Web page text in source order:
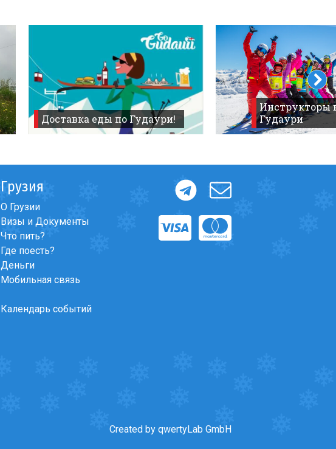
Доставка еды по Гудаури!
Инструкторы
Гудаури
Грузия
О Грузии
Визы и Документы
Что пить?
Где поесть?
Деньги
Мобильная связь
Календарь событий
Created by qwertyLab GmbH